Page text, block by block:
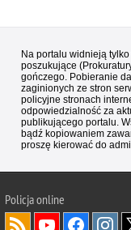
Na portalu widnieją
poszukujące
gończego. Pobieranie
zaginionych ze stron
policyjne stronach
odpowiedzialność za
publikującego portalu.
bądź kopiowaniem
proszę kierować do
Policjaonline